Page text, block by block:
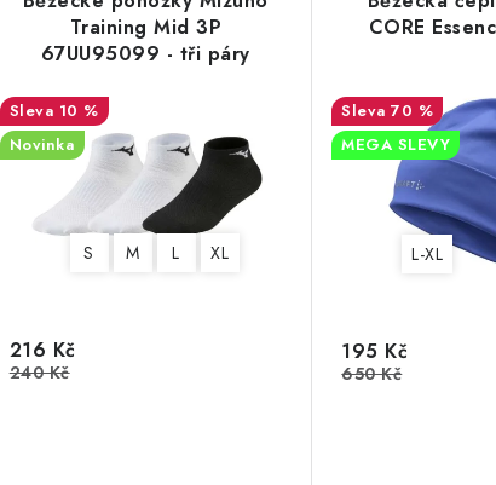
Training Mid 3P
67UU95099 - tři páry
10 %
Novinka
S M L XL
216 Kč
240 Kč
CORE
70 %
MEGA SLEVY
L-XL
195 Kč
650 Kč